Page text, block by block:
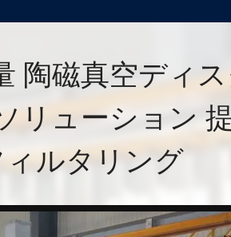
陶磁真空ディ
リューション
ルタリング